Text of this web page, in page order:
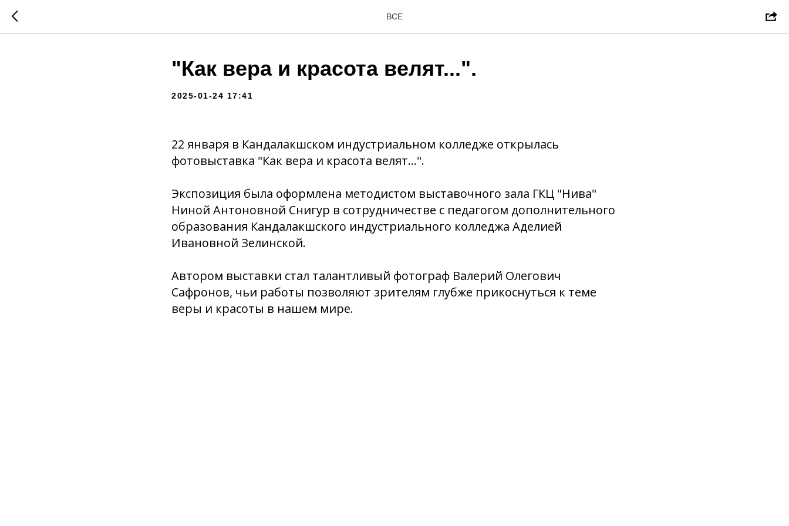
ВСЕ
"Как вера и красота велят...".
2025-01-24 17:41
22 января в Кандалакшском индустриальном колледже открылась
фотовыставка "Как вера и красота велят...".
Экспозиция была оформлена методистом выставочного зала ГКЦ "Нива"
Ниной Антоновной Снигур в сотрудничестве с педагогом дополнительного
образования Кандалакшского индустриального колледжа Аделией
Ивановной Зелинской.
Автором выставки стал талантливый фотограф Валерий Олегович
Сафронов, чьи работы позволяют зрителям глубже прикоснуться к теме
веры и красоты в нашем мире.